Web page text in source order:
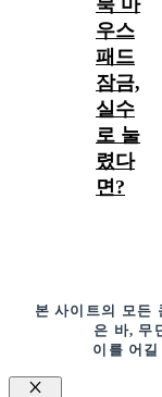
북 마
우스
패드
잠금,
실수
로 눌
렸다
면?
본 사이트의 모든
은 바, 무
이를 어